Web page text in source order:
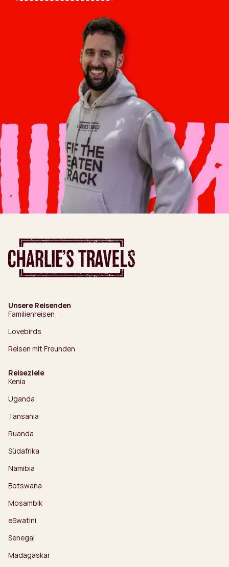
Unsere Reisenden
Familienreisen
Lovebirds
Reisen mit Freunden
Reiseziele
Kenia
Uganda
Tansania
Ruanda
Südafrika
Namibia
Botswana
Mosambik
eSwatini
Senegal
Madagaskar